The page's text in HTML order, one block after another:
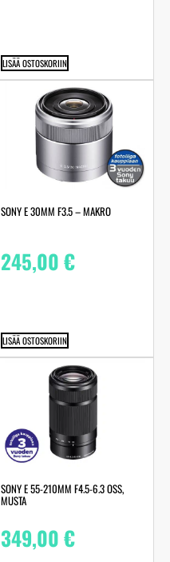
LISÄÄ OSTOSKORIIN
SONY E 30MM F3.5 – MAKRO
245,00€
LISÄÄ OSTOSKORIIN
SONY E 55-210MM F4.5-6.3 OSS,
MUSTA
349,00€